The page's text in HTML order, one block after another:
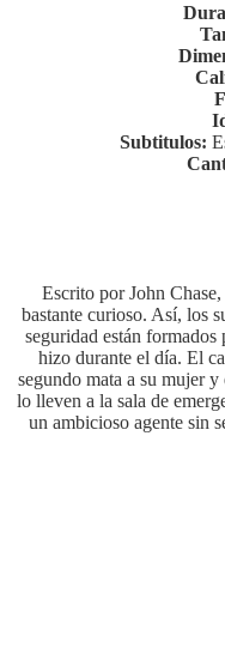
Subtitulos:
Escrito por John
bastante curioso. Así, los
seguridad están formados
hizo durante el día. El
segundo mata a su mujer
lo lleven a la sala de
un ambicioso agente sin